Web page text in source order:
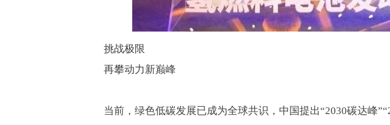
挑战极限
再攀动力新巅峰
当前，绿色低碳发展已成为全球共识，中国提出“2030碳达峰”“